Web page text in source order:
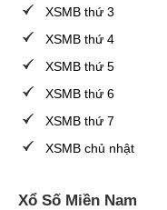
XSMB thứ 3
XSMB thứ 4
XSMB thứ 5
XSMB thứ 6
XSMB thứ 7
XSMB chủ nhật
Xổ Số Miền Nam